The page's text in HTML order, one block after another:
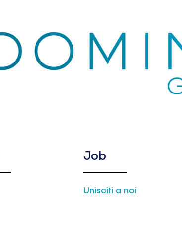
Job
Unisciti a noi